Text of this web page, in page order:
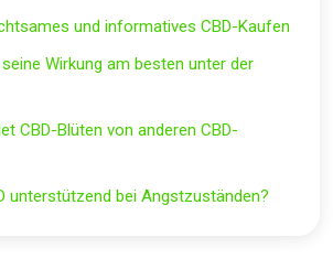
und informatives CBD-Kaufen
Wirkung am besten unter der
CBD-Blüten von anderen CBD-
unterstützend bei Angstzuständen?